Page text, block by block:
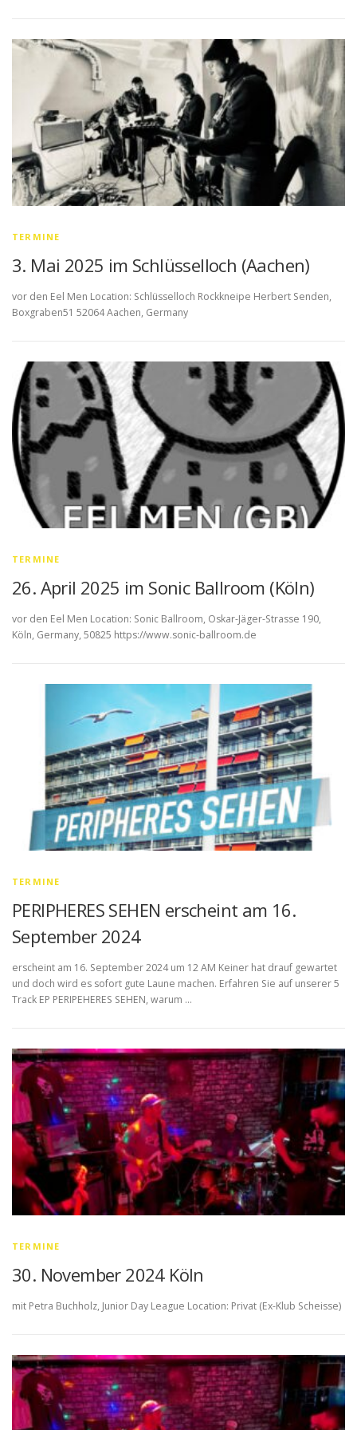
TERMINE
3. Mai 2025 im Schlüsselloch (Aachen)
vor den Eel Men Location: Schlüsselloch Rockkneipe Herbert Senden,
Boxgraben51 52064 Aachen, Germany
TERMINE
26. April 2025 im Sonic Ballroom (Köln)
vor den Eel Men Location: Sonic Ballroom, Oskar-Jäger-Strasse 190,
Köln, Germany, 50825 https://www.sonic-ballroom.de
TERMINE
PERIPHERES SEHEN erscheint am 16.
September 2024
erscheint am 16. September 2024 um 12 AM Keiner hat drauf gewartet
und doch wird es sofort gute Laune machen. Erfahren Sie auf unserer 5
Track EP PERIPEHERES SEHEN, warum …
TERMINE
30. November 2024 Köln
mit Petra Buchholz, Junior Day League Location: Privat (Ex-Klub Scheisse)